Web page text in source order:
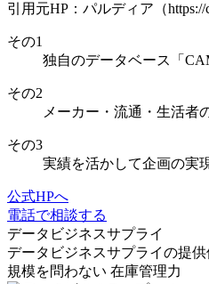
引用元HP：パルディア（https://
その1
独自のデータベース
「
その2
メーカー・流通・生活者
その3
実績を活かして企画の実
公式HPへ
電話で相談する
データビジネスサプライ
データビジネスサプライの提供
規模を問わない 在庫管理力